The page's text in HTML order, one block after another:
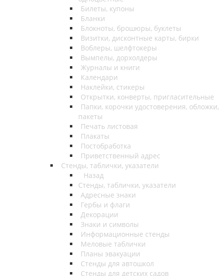
Билеты, купоны
Бланки
Блокноты, брошюры, буклеты
Визитки, дисконтные карты, бирки
Воблеры, шелфтокеры
Вымпелы, дорхолдеры
Журналы и книги
Календари
Наклейки, стикеры
Открытки, конверты, пригласительные
Папки, корочки удостоверения, обложки,
пакеты
Печать листовая
Плакаты
Постобработка
Приветственный адрес
Стенды, таблички, указатели
Назад
Стенды, таблички, указатели
Адресные знаки
Гербы и флаги
Декорации
Знаки и символы
Информационные стенды
Меловые таблички
Планы эвакуации
Стенды для автошкол
Стенды для детских садов